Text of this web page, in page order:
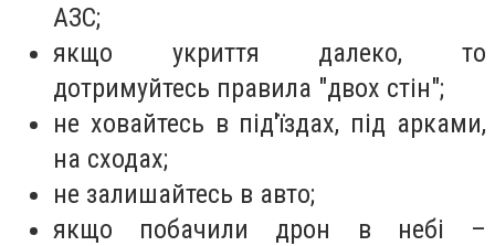
АЗС;
якщо укриття далеко, то
дотримуйтесь правила "двох стін";
не ховайтесь в під'їздах, під арками,
на сходах;
не залишайтесь в авто;
якщо побачили дрон в небі –